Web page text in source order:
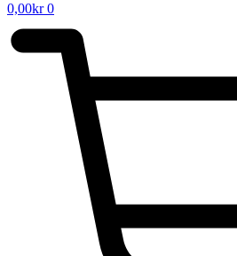
0,00kr 0